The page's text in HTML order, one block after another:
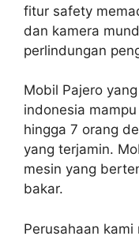
fitur safety
dan kamera
perlindungan
Mobil Pajero
indonesia
hingga 7 orang
yang terjamin.
mesin yang
bakar.
Perusahaan